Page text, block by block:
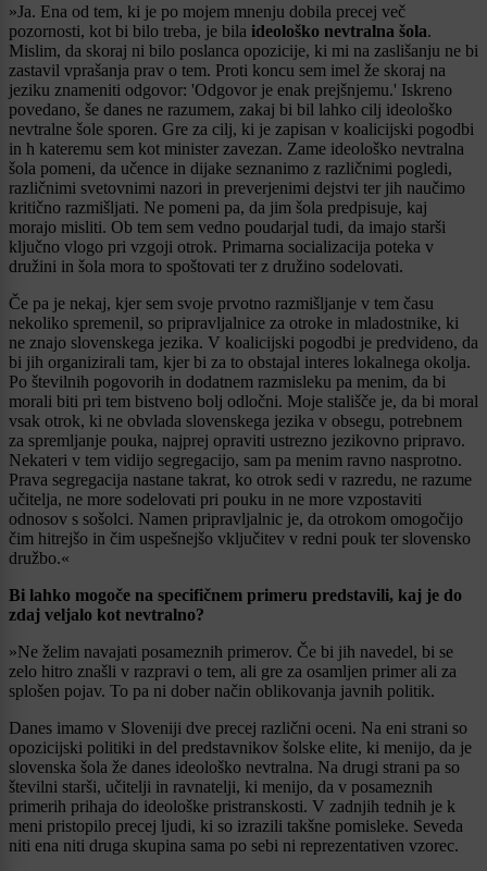
»Ja. Ena od tem, ki je po mojem mnenju dobila precej več
pozornosti, kot bi bilo treba, je bila ideološko nevtralna šola.
Mislim, da skoraj ni bilo poslanca opozicije, ki mi na zaslišanju ne bi
zastavil vprašanja prav o tem. Proti koncu sem imel že skoraj na
jeziku znameniti odgovor: 'Odgovor je enak prejšnjemu.' Iskreno
povedano, še danes ne razumem, zakaj bi bil lahko cilj ideološko
nevtralne šole sporen. Gre za cilj, ki je zapisan v koalicijski pogodbi
in h kateremu sem kot minister zavezan. Zame ideološko nevtralna
šola pomeni, da učence in dijake seznanimo z različnimi pogledi,
različnimi svetovnimi nazori in preverjenimi dejstvi ter jih naučimo
kritično razmišljati. Ne pomeni pa, da jim šola predpisuje, kaj
morajo misliti. Ob tem sem vedno poudarjal tudi, da imajo starši
ključno vlogo pri vzgoji otrok. Primarna socializacija poteka v
družini in šola mora to spoštovati ter z družino sodelovati.
Če pa je nekaj, kjer sem svoje prvotno razmišljanje v tem času
nekoliko spremenil, so pripravljalnice za otroke in mladostnike, ki
ne znajo slovenskega jezika. V koalicijski pogodbi je predvideno, da
bi jih organizirali tam, kjer bi za to obstajal interes lokalnega okolja.
Po številnih pogovorih in dodatnem razmisleku pa menim, da bi
morali biti pri tem bistveno bolj odločni. Moje stališče je, da bi moral
vsak otrok, ki ne obvlada slovenskega jezika v obsegu, potrebnem
za spremljanje pouka, najprej opraviti ustrezno jezikovno pripravo.
Nekateri v tem vidijo segregacijo, sam pa menim ravno nasprotno.
Prava segregacija nastane takrat, ko otrok sedi v razredu, ne razume
učitelja, ne more sodelovati pri pouku in ne more vzpostaviti
odnosov s sošolci. Namen pripravljalnic je, da otrokom omogočijo
čim hitrejšo in čim uspešnejšo vključitev v redni pouk ter slovensko
družbo.«
Bi lahko mogoče na specifičnem primeru predstavili, kaj je do
zdaj veljalo kot nevtralno?
»Ne želim navajati posameznih primerov. Če bi jih navedel, bi se
zelo hitro znašli v razpravi o tem, ali gre za osamljen primer ali za
splošen pojav. To pa ni dober način oblikovanja javnih politik.
Danes imamo v Sloveniji dve precej različni oceni. Na eni strani so
opozicijski politiki in del predstavnikov šolske elite, ki menijo, da je
slovenska šola že danes ideološko nevtralna. Na drugi strani pa so
številni starši, učitelji in ravnatelji, ki menijo, da v posameznih
primerih prihaja do ideološke pristranskosti. V zadnjih tednih je k
meni pristopilo precej ljudi, ki so izrazili takšne pomisleke. Seveda
niti ena niti druga skupina sama po sebi ni reprezentativen vzorec.